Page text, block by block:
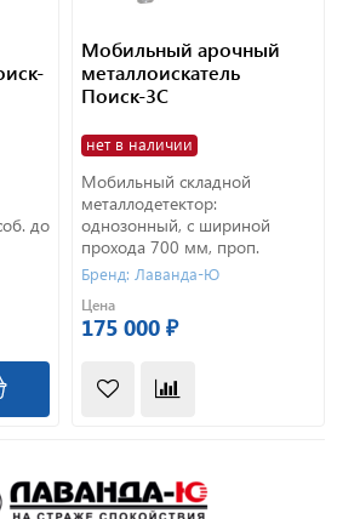
до
Мобильный арочный
металлоискатель
Поиск-3С
нет в наличии
Мобильный складной
металлодетектор:
однозонный, с шириной
прохода 700 мм, проп.
способ. до 50 чел/мин с
выносным блоком.
Бренд: Лаванда-Ю
Цена
175 000 ₽